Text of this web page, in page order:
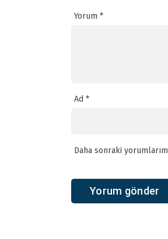
Yorum *
Ad *
Daha sonraki